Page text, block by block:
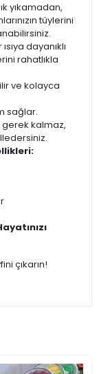
yıkamadan,
tüylerini
dayanıklı
rahatlıkla
ve kolayca
sağlar.
gerek kalmaz,
çıkarın!